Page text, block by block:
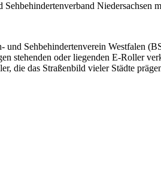
Niedersachsen
und Sehbehindertenverein Westfalen
stehenden oder liegenden E-Roller
die das Straßenbild vieler Städte